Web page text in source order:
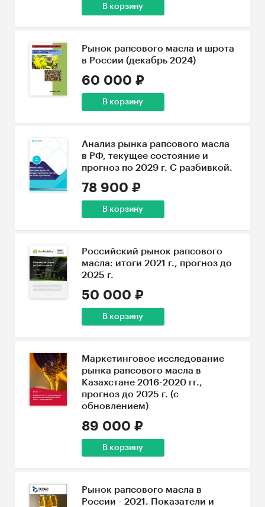
В корзину
Рынок рапсового масла и шрота
в России (декабрь 2024)
60 000 ₽
В корзину
Анализ рынка рапсового масла
в РФ, текущее состояние и
прогноз по 2029 г. С разбивкой.
78 900 ₽
В корзину
Российский рынок рапсового
масла: итоги 2021 г., прогноз до
2025 г.
50 000 ₽
В корзину
Маркетинговое исследование
рынка рапсового масла в
Казахстане 2016-2020 гг.,
прогноз до 2025 г. (с
обновлением)
89 000 ₽
В корзину
Рынок рапсового масла в
России - 2021. Показатели и